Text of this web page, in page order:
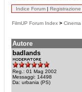
Indice Forum | Registrazione
FilmUP Forum Index > Cinema
Autore
badlands
Reg.: 01 Mag 2002
Messaggi: 14498
Da: urbania (PS)